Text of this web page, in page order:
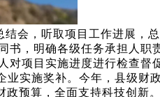
会，听取项目工作进展，
书，明确各级任务承担人职
对项目实施进度进行检查督
实施奖补。今年，县级财
预算，全面支持科技创新。